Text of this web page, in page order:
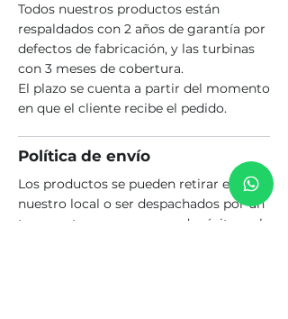
Todos nuestros productos están
respaldados con 2 años de garantía por
defectos de fabricación, y las turbinas
con 3 meses de cobertura.
El plazo se cuenta a partir del momento
en que el cliente recibe el pedido.
Política de envío
Los productos se pueden retirar en
nuestro local o ser despachados por un
transporte que opere con depósito en la